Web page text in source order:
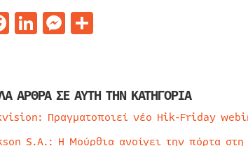
Facebook
LinkedIn
Messenger
Μοιραστείτε
ΑΡΘΡΑ ΣΕ ΑΥΤΗ ΤΗΝ ΚΑΤΗΓΟΡΙΑ
Πραγματοποιεί νέο Hik-Friday
S.A.: Η Μούρθια ανοίγει την πόρτα